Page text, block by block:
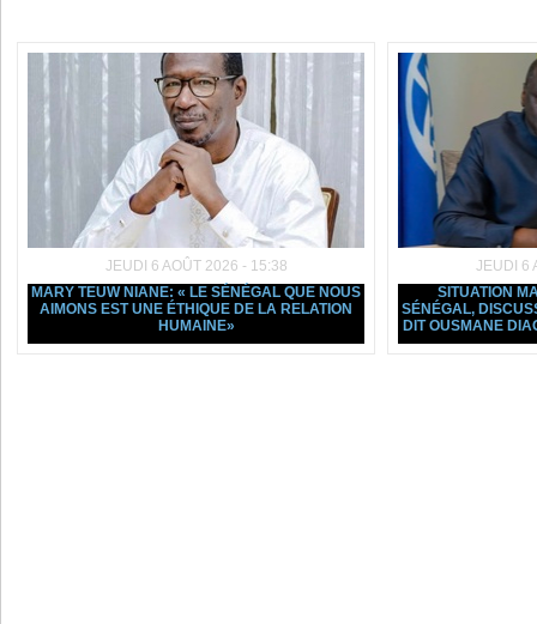
JEUDI 6 AOÛT 2026 - 15:38
MARY TEUW NIANE: « LE SÉNÉGAL QUE NOUS
AIMONS EST UNE ÉTHIQUE DE LA RELATION
HUMAINE»
JEUDI 6
SITUATION
SÉNÉGAL,
DIT OUSMANE